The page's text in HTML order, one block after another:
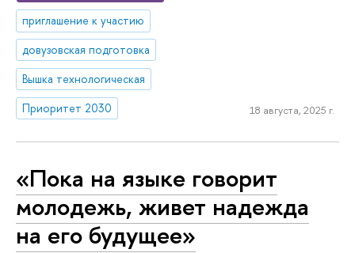
приглашение к участию
довузовская подготовка
Вышка технологическая
Приоритет 2030
18 августа, 2025 г.
«Пока на языке говорит
молодежь, живет надежда
на его будущее»